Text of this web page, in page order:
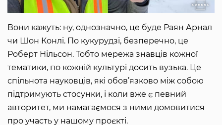
Вони кажуть: ну, однозначно, це буде Раян Арнал
чи Шон Конлі. По кукурудзі, безперечно, це
Роберт Нільсон. Тобто мережа знавців кожної
тематики, по кожній культурі досить вузька. Це
спільнота науковців, які обов’язково між собою
підтримують стосунки, і коли вже є певний
авторитет, ми намагаємося з ними домовитися
про участь у нашому проєкті.